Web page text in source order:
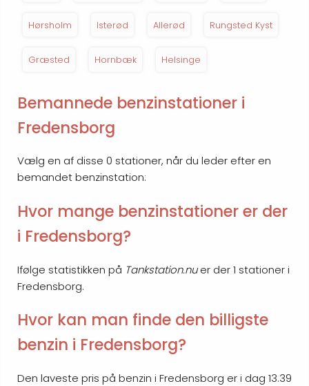
Hørsholm Isterød Allerød Rungsted Kyst
Græsted Hornbæk Helsinge
Bemannede benzinstationer i
Fredensborg
Vælg en af disse 0 stationer, når du leder efter en
bemandet benzinstation:
Hvor mange benzinstationer er der
i Fredensborg?
Ifølge statistikken på Tankstation.nuer der 1 stationer i
Fredensborg.
Hvor kan man finde den billigste
benzin i Fredensborg?
Den laveste pris på benzin i Fredensborg er i dag 13.39